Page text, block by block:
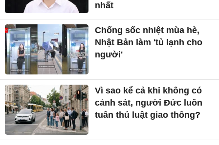
nhất
Chống sốc nhiệt mùa hè,
Nhật Bản làm 'tủ lạnh cho
người'
Vì sao kể cả khi không có
cảnh sát, người Đức luôn
tuân thủ luật giao thông?